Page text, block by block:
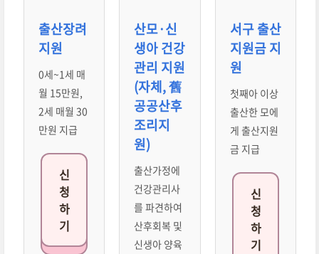
출산장려
지원
0세~1세 매
월 15만원,
2세 매월 30
만원 지급
신
청
하
기
산모·신
생아 건강
관리 지원
(자체, 舊
공공산후
조리지
원)
출산가정에
건강관리사
를 파견하여
산후회복 및
신생아 양육
서구 출산
지원금 지
원
첫째아 이상
출산한 모에
게 출산지원
금 지급
신
청
하
기